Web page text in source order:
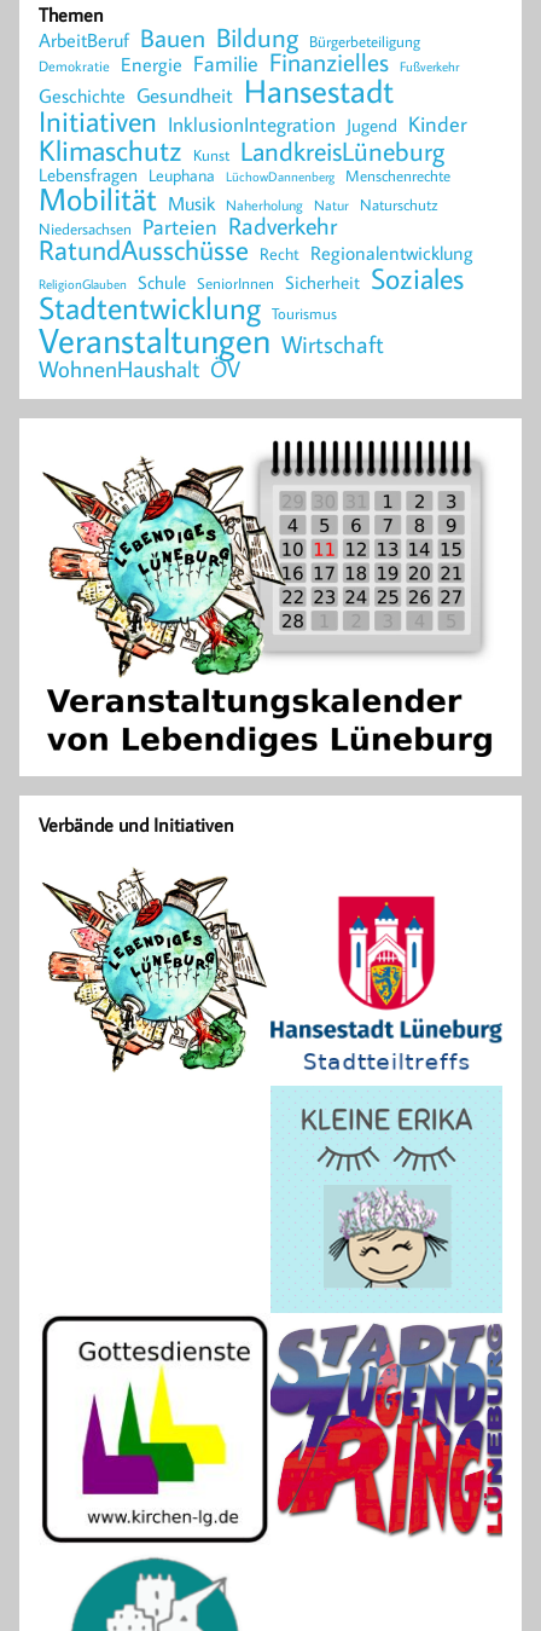
Themen
ArbeitBeruf Bauen Bildung Bürgerbeteiligung
Demokratie Energie Familie Finanzielles Fußverkehr
Geschichte Gesundheit Hansestadt
Initiativen InklusionIntegration Jugend Kinder
Klimaschutz Kunst LandkreisLüneburg
Lebensfragen Leuphana LüchowDannenberg Menschenrechte
Mobilität Musik Naherholung Natur Naturschutz
Niedersachsen Parteien Radverkehr
RatundAusschüsse Recht Regionalentwicklung
ReligionGlauben Schule SeniorInnen Sicherheit Soziales
Stadtentwicklung Tourismus
Veranstaltungen Wirtschaft
WohnenHaushalt ÖV
Verbände und Initiativen